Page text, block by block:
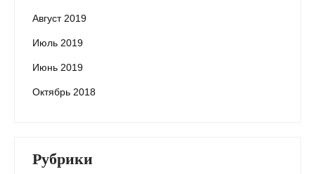
Август 2019
Июль 2019
Июнь 2019
Октябрь 2018
Рубрики